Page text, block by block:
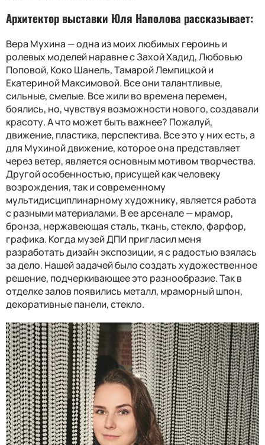
Архитектор выставки Юля Наполова рассказывает:
Вера Мухина — одна из моих любимых героинь и
ролевых моделей наравне с Захой Хадид, Любовью
Поповой, Коко Шанель, Тамарой Лемпицкой и
Екатериной Максимовой. Все они талантливые,
сильные, смелые. Все жили во времена перемен,
боялись, но, чувствуя возможности нового, создавали
красоту. А что может быть важнее? Пожалуй,
движение, пластика, перспектива. Все это у них есть, а
для Мухиной движение, которое она представляет
через ветер, является основным мотивом творчества.
Другой особенностью, присущей как человеку
возрождения, так и современному
мультидисциплинарному художнику, является работа
с разными материалами. В ее арсенале — мрамор,
бронза, нержавеющая сталь, ткань, стекло, фарфор,
графика. Когда музей ДПИ пригласил меня
разработать дизайн экспозиции, я с радостью взялась
за дело. Нашей задачей было создать художественное
решение, подчеркивающее это разнообразие. Так в
отделке залов появились металл, мраморный шпон,
декоративные панели, стекло.